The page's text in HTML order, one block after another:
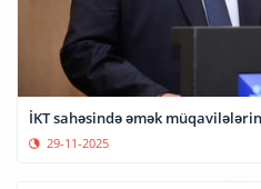
İKT sahəsində əmək
29-11-2025